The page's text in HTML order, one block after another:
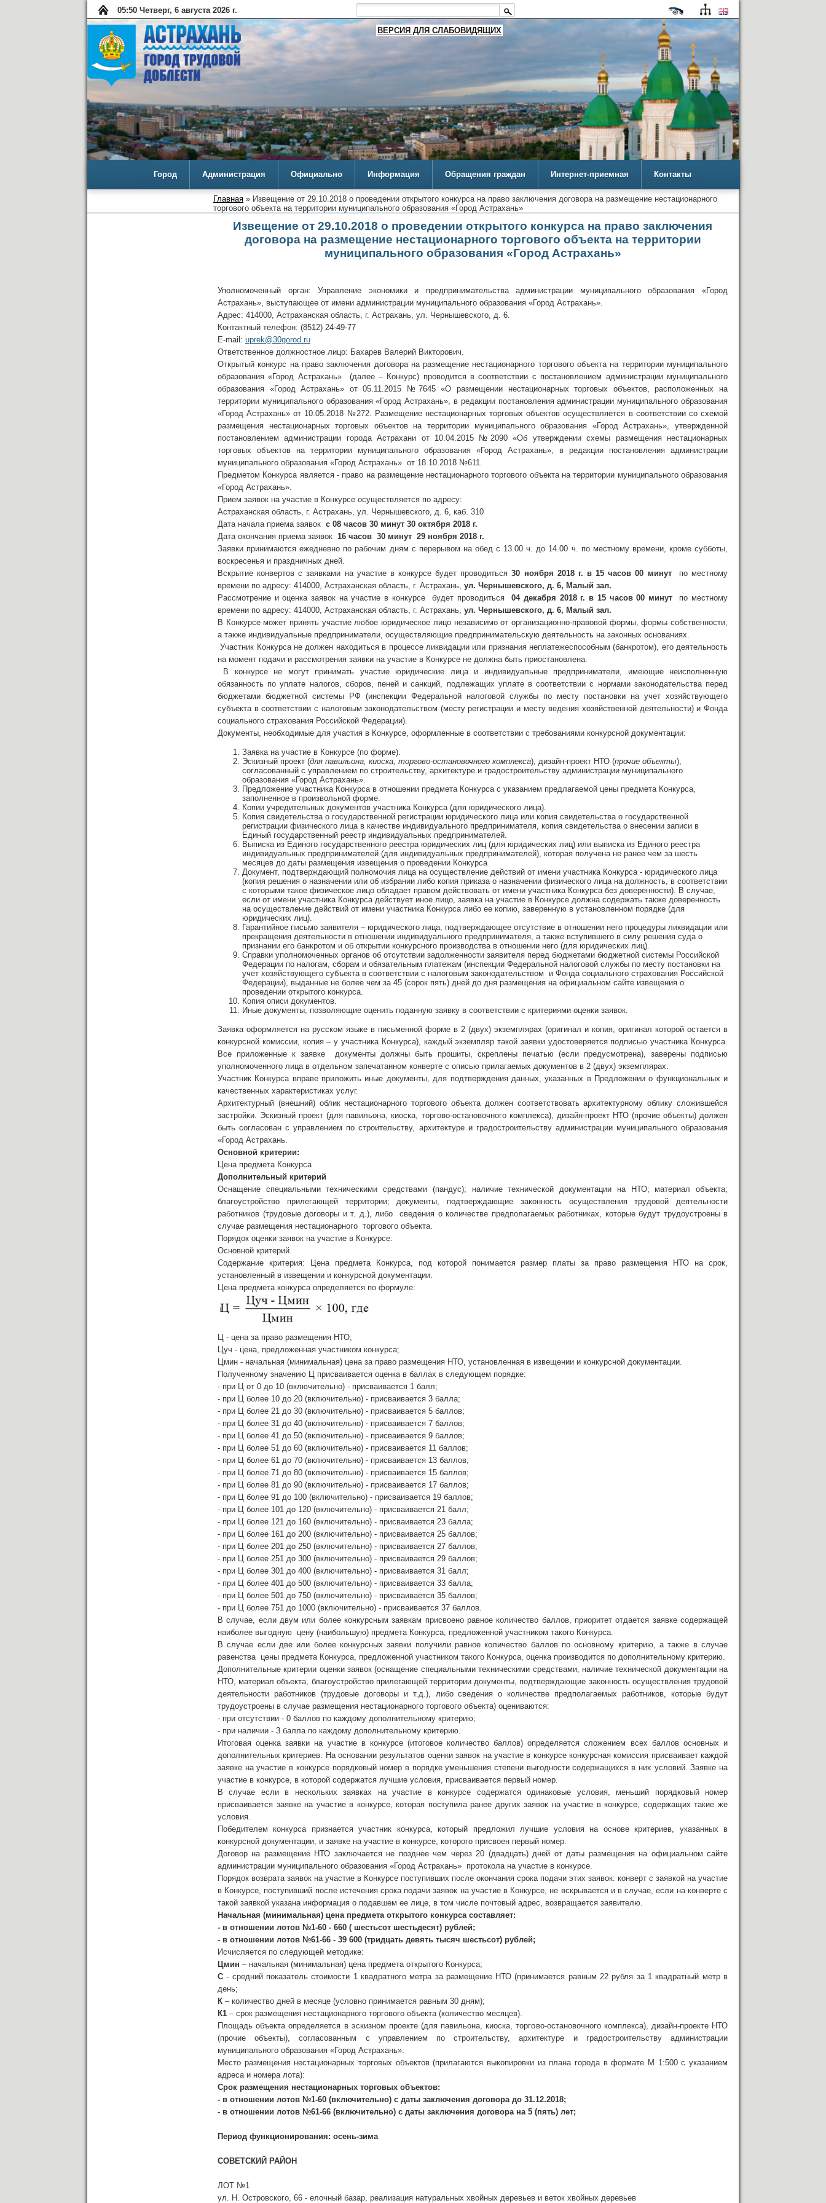
05:50 Четверг, 6 августа 2026 г.
ВЕРСИЯ ДЛЯ СЛАБОВИДЯЩИХ
Город Администрация Официально Информация Обращения граждан Интернет-приемная Контакты
Главная » Извещение от 29.10.2018 о проведении открытого конкурса на право заключения договора на размещение нестационарного
торгового объекта на территории муниципального образования «Город Астрахань»
Извещение от 29.10.2018 о проведении открытого конкурса на право заключения
договора на размещение нестационарного торгового объекта на территории
муниципального образования «Город Астрахань»
Уполномоченный орган: Управление экономики и предпринимательства администрации муниципального образования «Город
Астрахань», выступающее от имени администрации муниципального образования «Город Астрахань».
Адрес: 414000, Астраханская область, г. Астрахань, ул. Чернышевского, д. 6.
Контактный телефон: (8512) 24-49-77
E-mail: uprek@30gorod.ru
Ответственное должностное лицо: Бахарев Валерий Викторович.
Открытый конкурс на право заключения договора на размещение нестационарного торгового объекта на территории муниципального
образования «Город Астрахань» (далее – Конкурс) проводится в соответствии с постановлением администрации муниципального
образования «Город Астрахань» от 05.11.2015 №7645 «О размещении нестационарных торговых объектов, расположенных на
территории муниципального образования «Город Астрахань», в редакции постановления администрации муниципального образования
«Город Астрахань» от 10.05.2018 №272. Размещение нестационарных торговых объектов осуществляется в соответствии со схемой
размещения нестационарных торговых объектов на территории муниципального образования «Город Астрахань», утвержденной
постановлением администрации города Астрахани от 10.04.2015 №2090 «Об утверждении схемы размещения нестационарных
торговых объектов на территории муниципального образования «Город Астрахань», в редакции постановления администрации
муниципального образования «Город Астрахань» от 18.10.2018 №611.
Предметом Конкурса является - право на размещение нестационарного торгового объекта на территории муниципального образования
«Город Астрахань».
Прием заявок на участие в Конкурсе осуществляется по адресу:
Астраханская область, г. Астрахань, ул. Чернышевского, д. 6, каб. 310
Дата начала приема заявок с 08 часов 30 минут 30 октября 2018 г.
Дата окончания приема заявок 16 часов 30 минут 29 ноября 2018 г.
Заявки принимаются ежедневно по рабочим дням с перерывом на обед с 13.00 ч. до 14.00 ч. по местному времени, кроме субботы,
воскресенья и праздничных дней.
Вскрытие конвертов с заявками на участие в конкурсе будет проводиться30 ноября 2018 г. в 15 часов 00 минут
по местному
времени по адресу: 414000, Астраханская область, г. Астрахань, ул. Чернышевского, д. 6, Малый зал.
Рассмотрение и оценка заявок на участие в конкурсе будет проводиться04 декабря 2018 г. в 15 часов 00 минутпо местному
времени по адресу: 414000, Астраханская область, г. Астрахань, ул. Чернышевского, д. 6, Малый зал.
В Конкурсе может принять участие любое юридическое лицо независимо от организационно-правовой формы, формы собственности,
а также индивидуальные предприниматели, осуществляющие предпринимательскую деятельность на законных основаниях.
Участник Конкурса не должен находиться в процессе ликвидации или признания неплатежеспособным (банкротом), его деятельность
на момент подачи и рассмотрения заявки на участие в Конкурсе не должна быть приостановлена.
В конкурсе не могут принимать участие юридические лица и индивидуальные предприниматели, имеющие неисполненную
обязанность по уплате налогов, сборов, пеней и санкций, подлежащих уплате в соответствии с нормами законодательства перед
бюджетами бюджетной системы РФ (инспекции Федеральной налоговой службы по месту постановки на учет хозяйствующего
субъекта в соответствии с налоговым законодательством (месту регистрации и месту ведения хозяйственной деятельности) и Фонда
социального страхования Российской Федерации).
Документы, необходимые для участия в Конкурсе, оформленные в соответствии с требованиями конкурсной документации:
Заявка на участие в Конкурсе (по форме).
Эскизный проект (для павильона, киоска, торгово-остановочного комплекса), дизайн-проект НТО (прочие объекты),
согласованный с управлением по строительству, архитектуре и градостроительству администрации муниципального
образования «Город Астрахань».
Предложение участника Конкурса в отношении предмета Конкурса с указанием предлагаемой цены предмета Конкурса,
заполненное в произвольной форме.
Копии учредительных документов участника Конкурса (для юридического лица).
Копия свидетельства о государственной регистрации юридического лица или копия свидетельства о государственной
регистрации физического лица в качестве индивидуального предпринимателя, копия свидетельства о внесении записи в
Единый государственный реестр индивидуальных предпринимателей.
Выписка из Единого государственного реестра юридических лиц (для юридических лиц) или выписка из Единого реестра
индивидуальных предпринимателей (для индивидуальных предпринимателей), которая получена не ранее чем за шесть
месяцев до даты размещения извещения о проведении Конкурса
Документ, подтверждающий полномочия лица на осуществление действий от имени участника Конкурса - юридического лица
(копия решения о назначении или об избрании либо копия приказа о назначении физического лица на должность, в соответствии
с которыми такое физическое лицо обладает правом действовать от имени участника Конкурса без доверенности). В случае,
если от имени участника Конкурса действует иное лицо, заявка на участие в Конкурсе должна содержать также доверенность
на осуществление действий от имени участника Конкурса либо ее копию, заверенную в установленном порядке (для
юридических лиц).
Гарантийное письмо заявителя – юридического лица, подтверждающее отсутствие в отношении него процедуры ликвидации или
прекращения деятельности в отношении индивидуального предпринимателя, а также вступившего в силу решения суда о
признании его банкротом и об открытии конкурсного производства в отношении него (для юридических лиц).
Справки уполномоченных органов об отсутствии задолженности заявителя перед бюджетами бюджетной системы Российской
Федерации по налогам, сборам и обязательным платежам (инспекции Федеральной налоговой службы по месту постановки на
учет хозяйствующего субъекта в соответствии с налоговым законодательством и Фонда социального страхования Российской
Федерации), выданные не более чем за 45 (сорок пять) дней до дня размещения на официальном сайте извещения о
проведении открытого конкурса.
Копия описи документов.
Иные документы, позволяющие оценить поданную заявку в соответствии с критериями оценки заявок.
Заявка оформляется на русском языке в письменной форме в 2 (двух) экземплярах (оригинал и копия, оригинал которой остается в
конкурсной комиссии, копия – у участника Конкурса), каждый экземпляр такой заявки удостоверяется подписью участника Конкурса.
Все приложенные к заявке документы должны быть прошиты, скреплены печатью (если предусмотрена), заверены подписью
уполномоченного лица в отдельном запечатанном конверте с описью прилагаемых документов в 2 (двух) экземплярах.
Участник Конкурса вправе приложить иные документы, для подтверждения данных, указанных в Предложении о функциональных и
качественных характеристиках услуг.
Архитектурный (внешний) облик нестационарного торгового объекта должен соответствовать архитектурному облику сложившейся
застройки. Эскизный проект (для павильона, киоска, торгово-остановочного комплекса), дизайн-проект НТО (прочие объекты) должен
быть согласован с управлением по строительству, архитектуре и градостроительству администрации муниципального образования
«Город Астрахань.
Основной критерии:
Цена предмета Конкурса
Дополнительный критерий
Оснащение специальными техническими средствами (пандус); наличие технической документации на НТО; материал объекта;
благоустройство прилегающей территории; документы, подтверждающие законность осуществления трудовой деятельности
работников (трудовые договоры и т. д.), либо сведения о количестве предполагаемых работниках, которые будут трудоустроены в
случае размещения нестационарного торгового объекта.
Порядок оценки заявок на участие в Конкурсе:
Основной критерий.
Содержание критерия: Цена предмета Конкурса, под которой понимается размер платы за право размещения НТО на срок,
установленный в извещении и конкурсной документации.
Цена предмета конкурса определяется по формуле:
Ц - цена за право размещения НТО;
Цуч - цена, предложенная участником конкурса;
Цмин - начальная (минимальная) цена за право размещения НТО, установленная в извещении и конкурсной документации.
Полученному значению Ц присваивается оценка в баллах в следующем порядке:
- при Ц от 0 до 10 (включительно) - присваивается 1 балл;
- при Ц более 10 до 20 (включительно) - присваивается 3 балла;
- при Ц более 21 до 30 (включительно) - присваивается 5 баллов;
- при Ц более 31 до 40 (включительно) - присваивается 7 баллов;
- при Ц более 41 до 50 (включительно) - присваивается 9 баллов;
- при Ц более 51 до 60 (включительно) - присваивается 11 баллов;
- при Ц более 61 до 70 (включительно) - присваивается 13 баллов;
- при Ц более 71 до 80 (включительно) - присваивается 15 баллов;
- при Ц более 81 до 90 (включительно) - присваивается 17 баллов;
- при Ц более 91 до 100 (включительно) - присваивается 19 баллов;
- при Ц более 101 до 120 (включительно) - присваивается 21 балл;
- при Ц более 121 до 160 (включительно) - присваивается 23 балла;
- при Ц более 161 до 200 (включительно) - присваивается 25 баллов;
- при Ц более 201 до 250 (включительно) - присваивается 27 баллов;
- при Ц более 251 до 300 (включительно) - присваивается 29 баллов;
- при Ц более 301 до 400 (включительно) - присваивается 31 балл;
- при Ц более 401 до 500 (включительно) - присваивается 33 балла;
- при Ц более 501 до 750 (включительно) - присваивается 35 баллов;
- при Ц более 751 до 1000 (включительно) - присваивается 37 баллов.
В случае, если двум или более конкурсным заявкам присвоено равное количество баллов, приоритет отдается заявке содержащей
наиболее выгодную цену (наибольшую) предмета Конкурса, предложенной участником такого Конкурса.
В случае если две или более конкурсных заявки получили равное количество баллов по основному критерию, а также в случае
равенства цены предмета Конкурса, предложенной участником такого Конкурса, оценка производится по дополнительному критерию.
Дополнительные критерии оценки заявок (оснащение специальными техническими средствами, наличие технической документации на
НТО, материал объекта, благоустройство прилегающей территории документы, подтверждающие законность осуществления трудовой
деятельности работников (трудовые договоры и т.д.), либо сведения о количестве предполагаемых работников, которые будут
трудоустроены в случае размещения нестационарного торгового объекта) оцениваются:
- при отсутствии - 0 баллов по каждому дополнительному критерию;
- при наличии - 3 балла по каждому дополнительному критерию.
Итоговая оценка заявки на участие в конкурсе (итоговое количество баллов) определяется сложением всех баллов основных и
дополнительных критериев. На основании результатов оценки заявок на участие в конкурсе конкурсная комиссия присваивает каждой
заявке на участие в конкурсе порядковый номер в порядке уменьшения степени выгодности содержащихся в них условий. Заявке на
участие в конкурсе, в которой содержатся лучшие условия, присваивается первый номер.
В случае если в нескольких заявках на участие в конкурсе содержатся одинаковые условия, меньший порядковый номер
присваивается заявке на участие в конкурсе, которая поступила ранее других заявок на участие в конкурсе, содержащих такие же
условия.
Победителем конкурса признается участник конкурса, который предложил лучшие условия на основе критериев, указанных в
конкурсной документации, и заявке на участие в конкурсе, которого присвоен первый номер.
Договор на размещение НТО заключается не позднее чем через 20 (двадцать) дней от даты размещения на официальном сайте
администрации муниципального образования «Город Астрахань» протокола на участие в конкурсе.
Порядок возврата заявок на участие в Конкурсе поступивших после окончания срока подачи этих заявок: конверт с заявкой на участие
в Конкурсе, поступивший после истечения срока подачи заявок на участие в Конкурсе, не вскрывается и в случае, если на конверте с
такой заявкой указана информация о подавшем ее лице, в том числе почтовый адрес, возвращается заявителю.
Начальная (минимальная) цена предмета открытого конкурса составляет:
- в отношении лотов №1-60 - 660 ( шестьсот шестьдесят) рублей;
- в отношении лотов №61-66 - 39 600 (тридцать девять тысяч шестьсот) рублей;
Исчисляется по следующей методике:
Цмин – начальная (минимальная) цена предмета открытого Конкурса;
С - средний показатель стоимости 1 квадратного метра за размещение НТО (принимается равным 22 рубля за 1 квадратный метр в
день;
К – количество дней в месяце (условно принимается равным 30 дням);
К1 – срок размещения нестационарного торгового объекта (количество месяцев).
Площадь объекта определяется в эскизном проекте (для павильона, киоска, торгово-остановочного комплекса), дизайн-проекте НТО
(прочие объекты), согласованным с управлением по строительству, архитектуре и градостроительству администрации
муниципального образования «Город Астрахань».
Место размещения нестационарных торговых объектов (прилагаются выкопировки из плана города в формате М 1:500 с указанием
адреса и номера лота):
Срок размещения нестационарных торговых объектов:
- в отношении лотов №1-60 (включительно) с даты заключения договора до 31.12.2018;
- в отношении лотов №61-66 (включительно) с даты заключения договора на 5 (пять) лет;
Период функционирования: осень-зима
СОВЕТСКИЙ РАЙОН
ЛОТ №1
ул. Н. Островского, 66 - елочный базар, реализация натуральных хвойных деревьев и веток хвойных деревьев